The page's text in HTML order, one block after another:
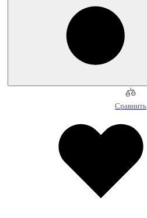
Сравнить